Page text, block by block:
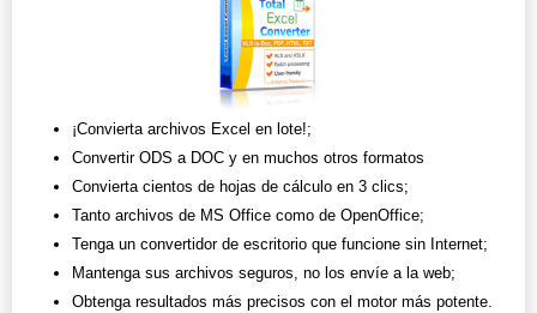
¡Convierta archivos Excel en lote!;
Convertir ODS a DOC y en muchos otros formatos
Convierta cientos de hojas de cálculo en 3 clics;
Tanto archivos de MS Office como de OpenOffice;
Tenga un convertidor de escritorio que funcione sin Internet;
Mantenga sus archivos seguros, no los envíe a la web;
Obtenga resultados más precisos con el motor más potente.